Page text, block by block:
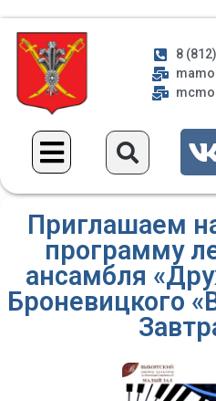
8
Приглашаем
программу
ансамбля
Броневицкого